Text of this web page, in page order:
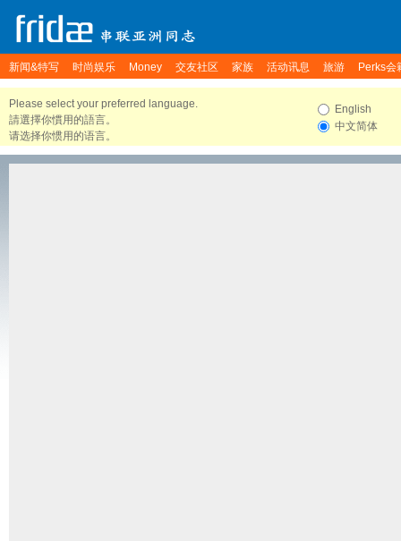
新闻&特写 时尚娱乐 Money 交友社区 家族 活动讯息 旅游 Perks会
Please select your preferred language.
請選擇你慣用的語言。
请选择你惯用的语言。
English
中文简体